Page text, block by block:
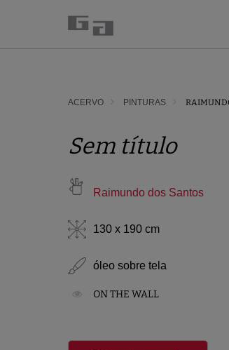
ACERVO PINTURAS
Sem título
Raimundo dos Santos
130 x 190 cm
óleo sobre tela
ON THE WALL